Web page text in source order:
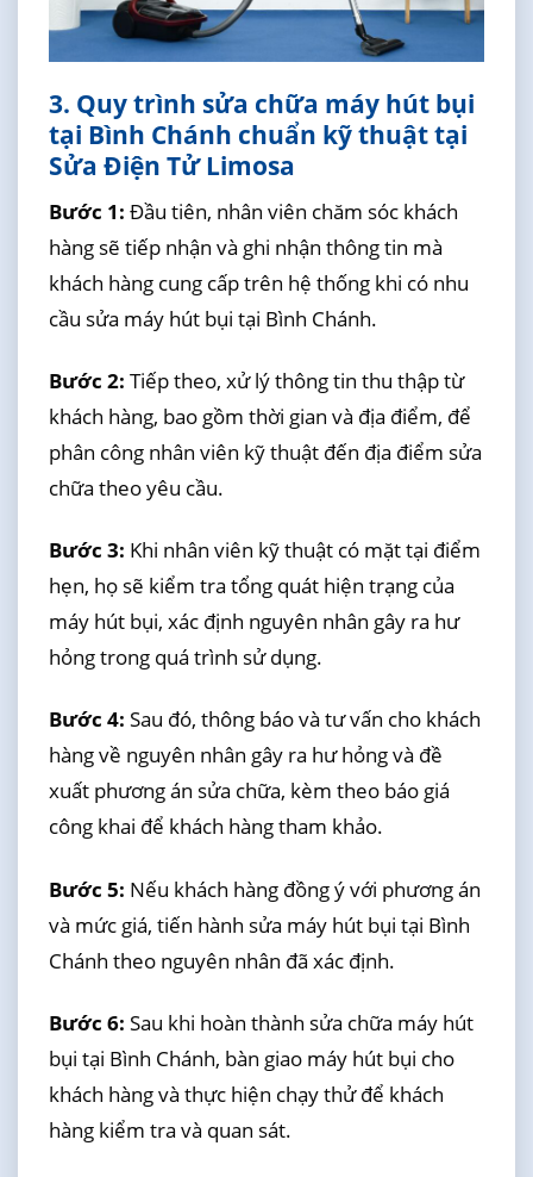
3. Quy trình sửa chữa máy hút bụi
tại Bình Chánh chuẩn kỹ thuật tại
Sửa Điện Tử Limosa
Bước 1: Đầu tiên, nhân viên chăm sóc khách
hàng sẽ tiếp nhận và ghi nhận thông tin mà
khách hàng cung cấp trên hệ thống khi có nhu
cầu sửa máy hút bụi tại Bình Chánh.
Bước 2: Tiếp theo, xử lý thông tin thu thập từ
khách hàng, bao gồm thời gian và địa điểm, để
phân công nhân viên kỹ thuật đến địa điểm sửa
chữa theo yêu cầu.
Bước 3: Khi nhân viên kỹ thuật có mặt tại điểm
hẹn, họ sẽ kiểm tra tổng quát hiện trạng của
máy hút bụi, xác định nguyên nhân gây ra hư
hỏng trong quá trình sử dụng.
Bước 4: Sau đó, thông báo và tư vấn cho khách
hàng về nguyên nhân gây ra hư hỏng và đề
xuất phương án sửa chữa, kèm theo báo giá
công khai để khách hàng tham khảo.
Bước 5: Nếu khách hàng đồng ý với phương án
và mức giá, tiến hành sửa máy hút bụi tại Bình
Chánh theo nguyên nhân đã xác định.
Bước 6: Sau khi hoàn thành sửa chữa máy hút
bụi tại Bình Chánh, bàn giao máy hút bụi cho
khách hàng và thực hiện chạy thử để khách
hàng kiểm tra và quan sát.